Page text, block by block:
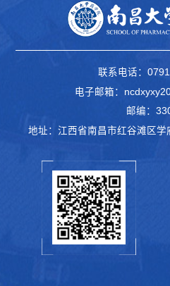
联系电话：
电子邮箱：
邮编：
地址：江西省南昌市红谷滩区学